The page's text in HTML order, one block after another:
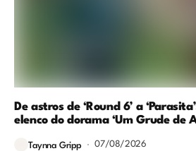
De astros de ‘Round 6’ a
elenco do dorama ‘Um Grude de
Taynna Gripp 07/08/2026